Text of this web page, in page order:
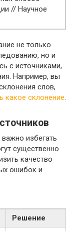
// Научное
не только
но и
с источниками,
Например, вы
слов,
какое склонение.
избегать
существенно
качество
ошибок и
Решение